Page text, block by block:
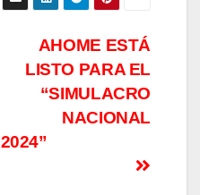
AHOME ESTÁ
LISTO PARA EL
“SIMULACRO
NACIONAL
2024”